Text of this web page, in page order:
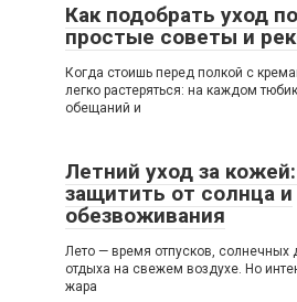
Как подобрать уход
простые советы и
Когда стоишь перед полкой с
легко растеряться: на каждом
обещаний и
Летний уход за
защитить от солнца и
обезвоживания
Лето — время отпусков, солнечных
отдыха на свежем воздухе. Но
жара